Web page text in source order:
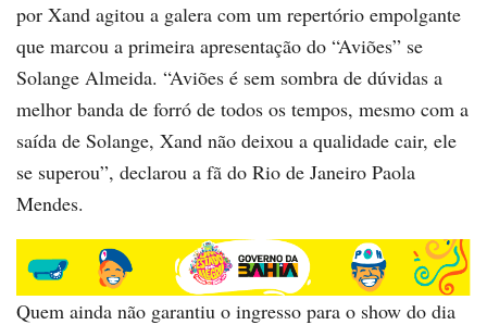
por Xand agitou a galera com um repertório empolgante
que marcou a primeira apresentação do “Aviões” se
Solange Almeida. “Aviões é sem sombra de dúvidas a
melhor banda de forró de todos os tempos, mesmo com a
saída de Solange, Xand não deixou a qualidade cair, ele
se superou”, declarou a fã do Rio de Janeiro Paola
Mendes.
Quem ainda não garantiu o ingresso para o show do dia